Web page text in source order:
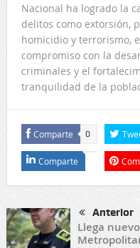
Nacional ha logrado la
delitos como extorsión,
homicidio y terrorismo,
compromiso con la
criminales y el
tranquilidad de la
Comparte 0
Comparte
Anterior
Llega